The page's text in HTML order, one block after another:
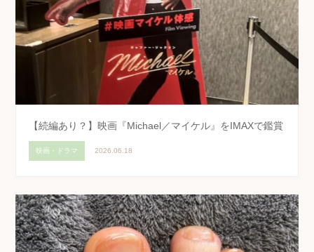
【続編あり？】映画『Michael／マイケル』をIMAXで鑑賞
映画・ドラマ 2026.06.18